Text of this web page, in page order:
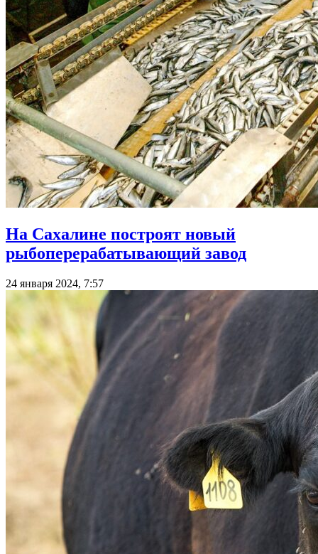
На Сахалине построят новый
рыбоперерабатывающий завод
24 января 2024, 7:57